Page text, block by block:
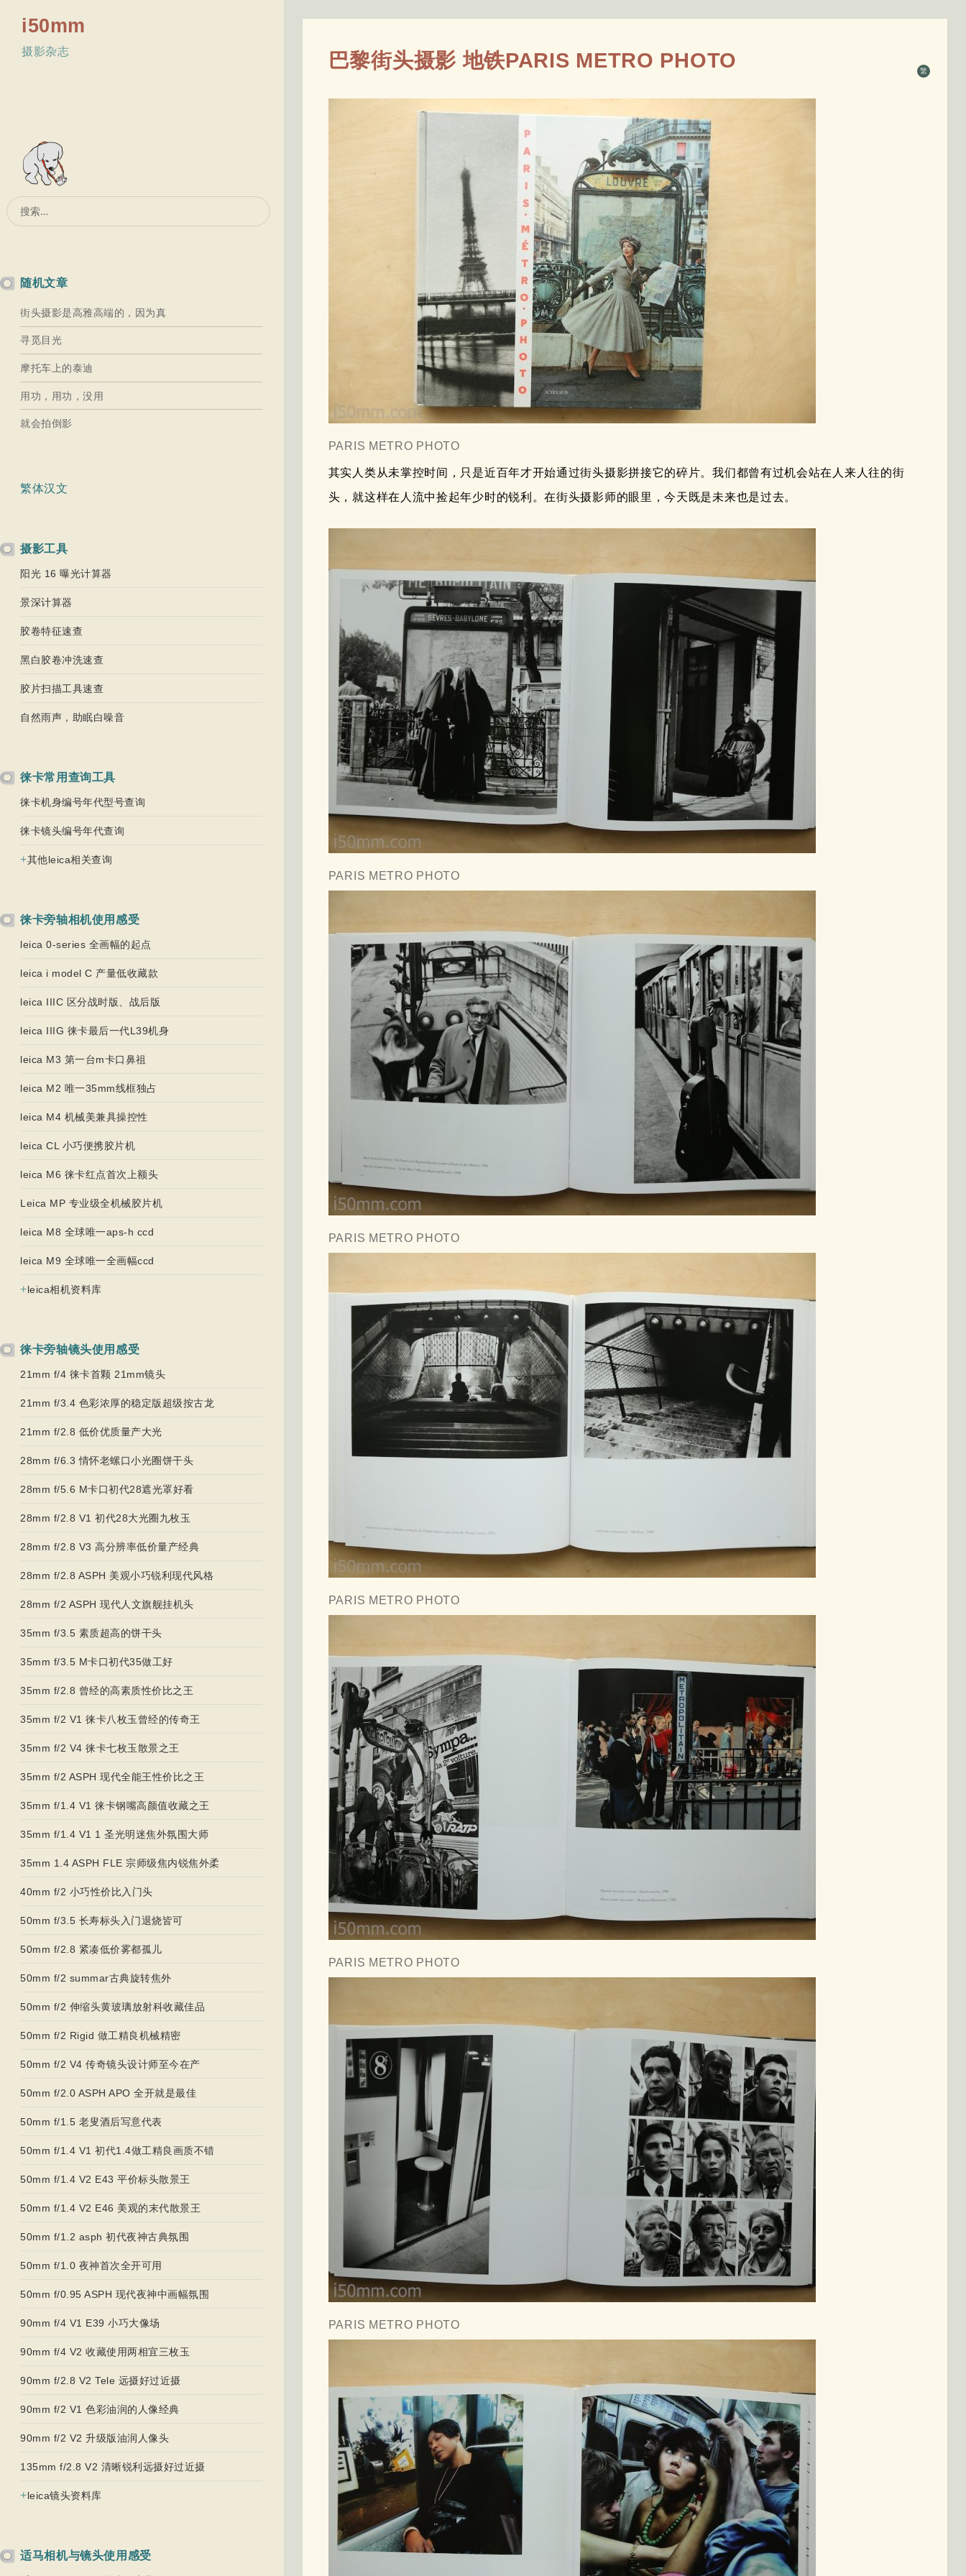
繁
i50mm
摄影杂志
搜
索：
随机文章
街头摄影是高雅高端的，因为真
寻觅目光
摩托车上的泰迪
用功，用功，没用
就会拍倒影
繁体汉文
摄影工具
阳光 16 曝光计算器
景深计算器
胶卷特征速查
黑白胶卷冲洗速查
胶片扫描工具速查
自然雨声，助眠白噪音
徕卡常用查询工具
徕卡机身编号年代型号查询
徕卡镜头编号年代查询
+其他leica相关查询
徕卡旁轴相机使用感受
leica 0-series 全画幅的起点
leica i model C 产量低收藏款
leica IIIC 区分战时版、战后版
leica IIIG 徕卡最后一代L39机身
leica M3 第一台m卡口鼻祖
leica M2 唯一35mm线框独占
leica M4 机械美兼具操控性
leica CL 小巧便携胶片机
leica M6 徕卡红点首次上额头
Leica MP 专业级全机械胶片机
leica M8 全球唯一aps-h ccd
leica M9 全球唯一全画幅ccd
+leica相机资料库
徕卡旁轴镜头使用感受
21mm f/4 徕卡首颗 21mm镜头
21mm f/3.4 色彩浓厚的稳定版超级按古龙
21mm f/2.8 低价优质量产大光
28mm f/6.3 情怀老螺口小光圈饼干头
28mm f/5.6 M卡口初代28遮光罩好看
28mm f/2.8 V1 初代28大光圈九枚玉
28mm f/2.8 V3 高分辨率低价量产经典
28mm f/2.8 ASPH 美观小巧锐利现代风格
28mm f/2 ASPH 现代人文旗舰挂机头
35mm f/3.5 素质超高的饼干头
35mm f/3.5 M卡口初代35做工好
35mm f/2.8 曾经的高素质性价比之王
35mm f/2 V1 徕卡八枚玉曾经的传奇王
35mm f/2 V4 徕卡七枚玉散景之王
35mm f/2 ASPH 现代全能王性价比之王
35mm f/1.4 V1 徕卡钢嘴高颜值收藏之王
35mm f/1.4 V1 1 圣光明迷焦外氛围大师
35mm 1.4 ASPH FLE 宗师级焦内锐焦外柔
40mm f/2 小巧性价比入门头
50mm f/3.5 长寿标头入门退烧皆可
50mm f/2.8 紧凑低价雾都孤儿
50mm f/2 summar古典旋转焦外
50mm f/2 伸缩头黄玻璃放射科收藏佳品
50mm f/2 Rigid 做工精良机械精密
50mm f/2 V4 传奇镜头设计师至今在产
50mm f/2.0 ASPH APO 全开就是最佳
50mm f/1.5 老叟酒后写意代表
50mm f/1.4 V1 初代1.4做工精良画质不错
50mm f/1.4 V2 E43 平价标头散景王
50mm f/1.4 V2 E46 美观的末代散景王
50mm f/1.2 asph 初代夜神古典氛围
50mm f/1.0 夜神首次全开可用
50mm f/0.95 ASPH 现代夜神中画幅氛围
90mm f/4 V1 E39 小巧大像场
90mm f/4 V2 收藏使用两相宜三枚玉
90mm f/2.8 V2 Tele 远摄好过近摄
90mm f/2 V1 色彩油润的人像经典
90mm f/2 V2 升级版油润人像头
135mm f/2.8 V2 清晰锐利远摄好过近摄
+leica镜头资料库
适马相机与镜头使用感受
巴黎街头摄影 地铁PARIS METRO PHOTO
PARIS METRO PHOTO
其实人类从未掌控时间，只是近百年才开始通过街头摄影拼接它的碎片。我们都曾有过机会站在人来人往的街
头，就这样在人流中捡起年少时的锐利。在街头摄影师的眼里，今天既是未来也是过去。
PARIS METRO PHOTO
PARIS METRO PHOTO
PARIS METRO PHOTO
PARIS METRO PHOTO
PARIS METRO PHOTO